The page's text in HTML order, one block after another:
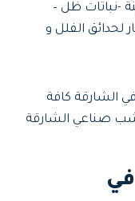
-نباتات ظل –
الفلل و
الشارقة كافة
عشب صناعي الشارقة